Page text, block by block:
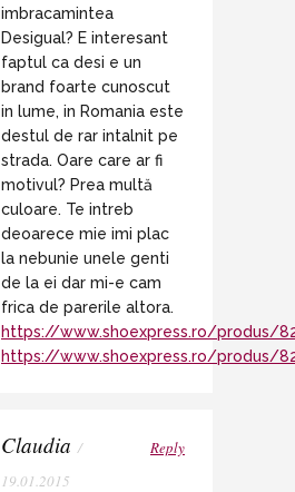
imbracamintea
Desigual? E interesant
faptul ca desi e un
brand foarte cunoscut
in lume, in Romania este
destul de rar intalnit pe
strada. Oare care ar fi
motivul? Prea multă
culoare. Te intreb
deoarece mie imi plac
la nebunie unele genti
de la ei dar mi-e cam
frica de parerile altora.
https://www.shoexpress.ro/produs/
https://www.shoexpress.ro/produs/
Claudia /
19.01.2015
Reply